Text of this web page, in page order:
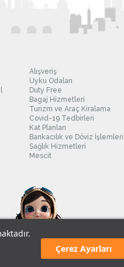
Çerez Ayarları
Alışveriş
Uyku Odaları
Duty Free
Bagaj Hizmetleri
Turizm ve Araç Kiralama
Covid-19 Tedbirleri
Kat Planları
Bankacılık ve Döviz İşlemleri
Sağlık Hizmetleri
Mescit